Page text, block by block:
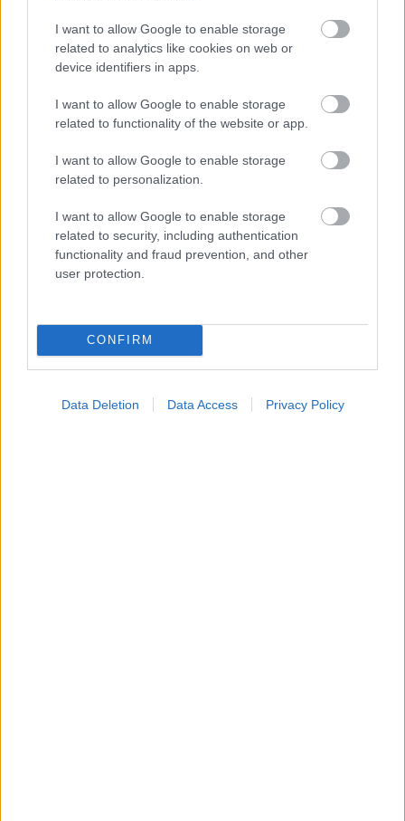
I want to allow Google to enable storage
related to analytics like cookies on web or
device identifiers in apps.
I want to allow Google to enable storage
related to functionality of the website or app.
I want to allow Google to enable storage
related to personalization.
I want to allow Google to enable storage
related to security, including authentication
functionality and fraud prevention, and other
user protection.
CONFIRM
Data Deletion Data Access Privacy Policy
Καρδιοπαθείς και καλοκαίρι: Διακοπές με ασφάλεια